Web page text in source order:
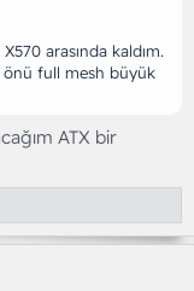
arasında kaldım.
önü full mesh büyük
ATX bir